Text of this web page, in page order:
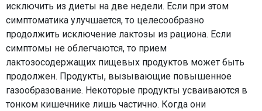
исключить из диеты на две недели. Если при этом
симптоматика улучшается, то целесообразно
продолжить исключение лактозы из рациона. Если
симптомы не облегчаются, то прием
лактозосодержащих пищевых продуктов может быть
продолжен. Продукты, вызывающие повышенное
газообразование. Некоторые продукты усваиваются в
тонком кишечнике лишь частично. Когда они